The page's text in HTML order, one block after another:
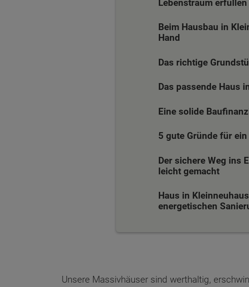
Lebenstraum
Beim Hausbau in
Hand
Das richtige
Das passende Haus
Eine solide
5 gute Gründe für
Der sichere Weg ins
leicht gemacht
Haus in
energetischen
Unsere Massivhäuser sind werthaltig,